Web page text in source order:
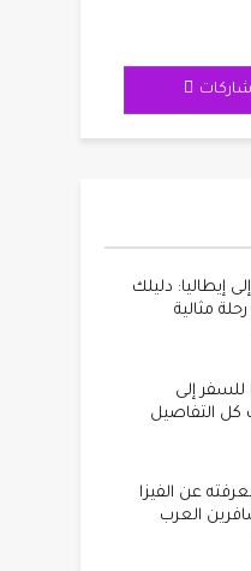
إيطاليا: دليلك
مثالية
للسفر إلى
كل التفاصيل
عن الفيزا
العرب